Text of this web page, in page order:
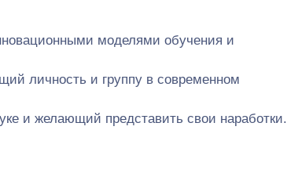
моделями обучения и
личность и группу в современном
и желающий представить свои наработки.